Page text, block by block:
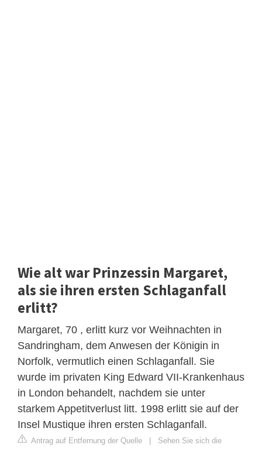
Wie alt war Prinzessin Margaret,
als sie ihren ersten Schlaganfall
erlitt?
Margaret, 70 , erlitt kurz vor Weihnachten in
Sandringham, dem Anwesen der Königin in
Norfolk, vermutlich einen Schlaganfall. Sie
wurde im privaten King Edward VII-Krankenhaus
in London behandelt, nachdem sie unter
starkem Appetitverlust litt. 1998 erlitt sie auf der
Insel Mustique ihren ersten Schlaganfall.
Antrag auf Entfernung der Quelle | Sehen Sie sich die